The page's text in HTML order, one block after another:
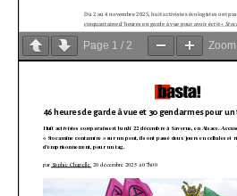
Page 1 / 2 Zoom